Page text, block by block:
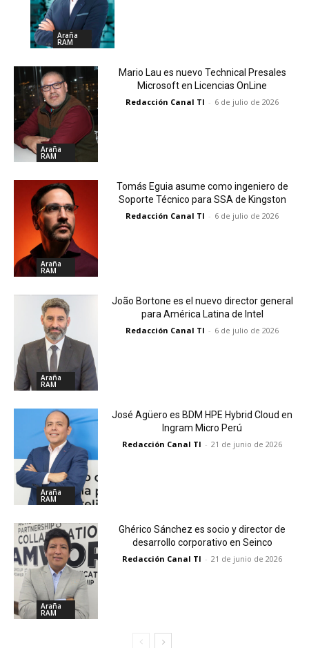
Araña
RAM
Araña
RAM
Mario Lau es nuevo Technical Presales
Microsoft en Licencias OnLine
Redacción Canal TI - 6 de julio de 2026
Araña
RAM
Tomás Eguia asume como ingeniero de
Soporte Técnico para SSA de Kingston
Redacción Canal TI - 6 de julio de 2026
Araña
RAM
João Bortone es el nuevo director general
para América Latina de Intel
Redacción Canal TI - 6 de julio de 2026
Araña
RAM
José Agüero es BDM HPE Hybrid Cloud en
Ingram Micro Perú
Redacción Canal TI - 21 de junio de 2026
Araña
RAM
Ghérico Sánchez es socio y director de
desarrollo corporativo en Seinco
Redacción Canal TI - 21 de junio de 2026